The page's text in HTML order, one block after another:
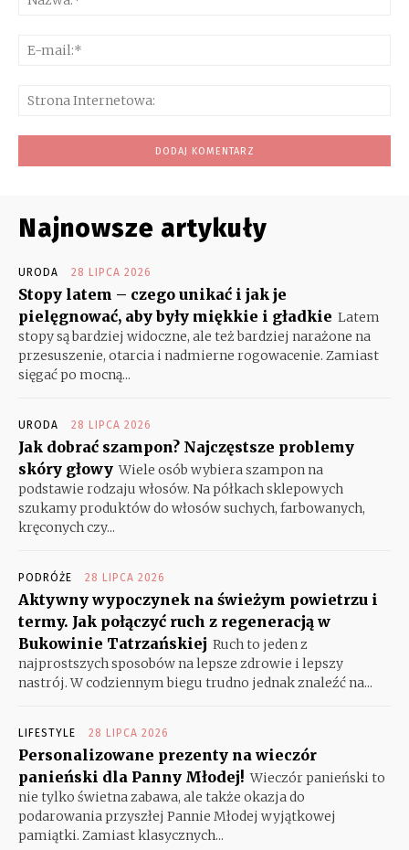
Najnowsze artykuły
URODA 28 LIPCA 2026
Stopy latem – czego unikać i jak je
pielęgnować, aby były miękkie i gładkie Latem
stopy są bardziej widoczne, ale też bardziej narażone na
przesuszenie, otarcia i nadmierne rogowacenie. Zamiast
sięgać po mocną...
URODA 28 LIPCA 2026
Jak dobrać szampon? Najczęstsze problemy
skóry głowy Wiele osób wybiera szampon na
podstawie rodzaju włosów. Na półkach sklepowych
szukamy produktów do włosów suchych, farbowanych,
kręconych czy...
PODRÓŻE 28 LIPCA 2026
Aktywny wypoczynek na świeżym powietrzu i
termy. Jak połączyć ruch z regeneracją w
Bukowinie Tatrzańskiej Ruch to jeden z
najprostszych sposobów na lepsze zdrowie i lepszy
nastrój. W codziennym biegu trudno jednak znaleźć na...
LIFESTYLE 28 LIPCA 2026
Personalizowane prezenty na wieczór
panieński dla Panny Młodej! Wieczór panieński to
nie tylko świetna zabawa, ale także okazja do
podarowania przyszłej Pannie Młodej wyjątkowej
pamiątki. Zamiast klasycznych...